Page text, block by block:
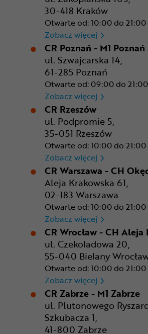
30-418 Kraków
Otwarte od: 10:00 do 21:00
Zobacz więcej CR
CR Poznań - M1 Poznań
ul. Szwajcarska 14,
61-285 Poznań
Otwarte od: 09:00 do 21:00
Zobacz więcej CR Poznań
CR Rzeszów
ul. Podpromie 5,
35-051 Rzeszów
Otwarte od: 10:00 do 21:00
Zobacz więcej CR Rzeszów
CR Warszawa - CH
Aleja Krakowska 61,
02-183 Warszawa
Otwarte od: 10:00 do 21:00
Zobacz więcej CR
CR Wrocław - CH Aleja
ul. Czekoladowa 20,
55-040 Bielany
Otwarte od: 10:00 do 21:00
Zobacz więcej CR
CR Zabrze - M1 Zabrze
ul. Plutonowego
Szkubacza 1,
41-800 Zabrze